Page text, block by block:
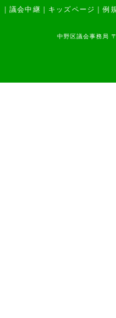
｜議会中継 キッズページ ｜例
中野区議会事務局